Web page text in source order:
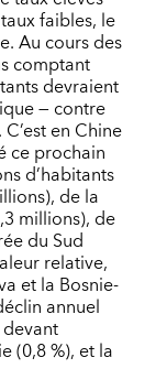
faibles, le
Au cours des
comptant
devraient
— contre
en Chine
ce prochain
d’habitants
de la
millions), de
du Sud
relative,
et la Bosnie-
annuel
(0,8 %), et la